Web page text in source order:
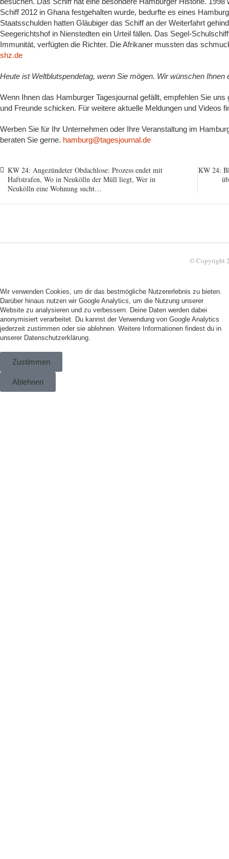
Schiff 2012 in Ghana festgehalten wurde, bedurfte es eines
Staatsschulden hatten Gläubiger das Schiff an der Weiterfahrt
Seegerichtshof in Nienstedten ein Urteil fällen. Das Segel-
Immunität, verfügten die Richter. Die Afrikaner mussten das
shz.de
Heute ist Weltblutspendetag, wenn Sie mögen. Wir wünschen Ihnen
Wenn Ihnen das Hamburger Tagesjournal gefällt, empfehlen Sie
und Freunde schicken. Für weitere aktuelle Meldungen und Videos
Werben Sie für Ihr Unternehmen oder Ihre Veranstaltung im
beraten Sie gerne. hamburg@tagesjournal.de
KW 24: Angezündeter Obdachlose: Prozess endet mit
Haftstrafen, Wo in Neukölln der Müll liegt, Wer in
Neukölln eine Wohnung sucht…
KW 24:
© Copyright
Wir verwenden Cookies, um dir das bestmögliche Nutzererlebnis zu bieten.
Darüber hinaus nutzen wir Google Analytics, um die Nutzung unserer
Website zu analysieren und zu verbessern. Deine Daten werden dabei
anonymisiert verarbeitet. Du kannst der Verwendung von Google Analytics
jederzeit zustimmen oder sie ablehnen. Weitere Informationen findest du in
unserer Datenschutzerklärung.
Zustimmen
Ablehnen